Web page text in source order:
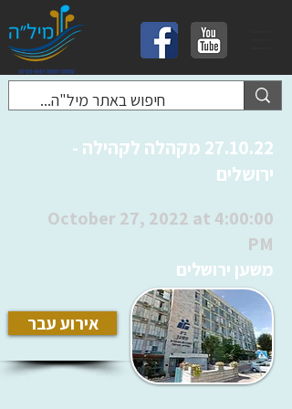
27.10.22 מקהלה לקהילה -
ירושלים
October 27, 2022 at 4:00:00
PM
משען ירושלים
אירוע עבר